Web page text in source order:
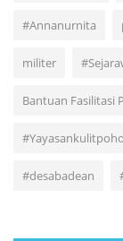
#Annanurnita
militer
Bantuan Fasilitasi
#desabadean